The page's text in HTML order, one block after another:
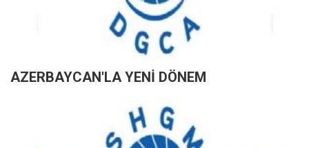
AZERBAYCAN'LA YENİ DÖNEM